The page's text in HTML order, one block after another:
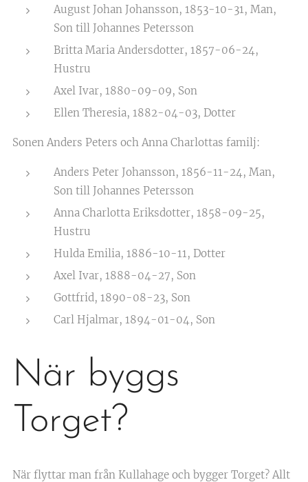
August Johan Johansson, 1853-10-31, Man,
Son till Johannes Petersson
Britta Maria Andersdotter, 1857-06-24,
Hustru
Axel Ivar, 1880-09-09, Son
Ellen Theresia, 1882-04-03, Dotter
Sonen Anders Peters och Anna Charlottas familj:
Anders Peter Johansson, 1856-11-24, Man,
Son till Johannes Petersson
Anna Charlotta Eriksdotter, 1858-09-25,
Hustru
Hulda Emilia, 1886-10-11, Dotter
Axel Ivar, 1888-04-27, Son
Gottfrid, 1890-08-23, Son
Carl Hjalmar, 1894-01-04, Son
När byggs
Torget?
När flyttar man från Kullahage och bygger Torget? Allt